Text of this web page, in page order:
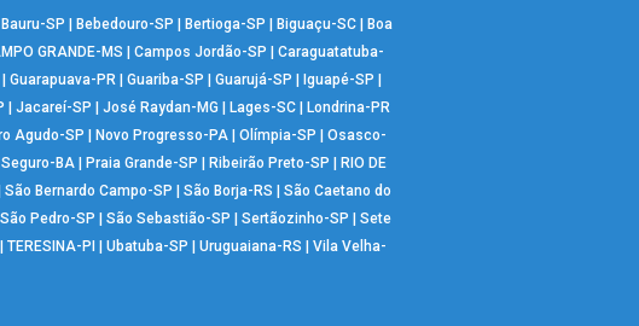
Bauru-SP | Bebedouro-SP | Bertioga-SP | Biguaçu-SC| Boa
GRANDE-MS | Campos Jordão-SP | Caraguatatuba-
| Guarapuava-PR | Guariba-SP | Guarujá-SP | Iguapé-SP |
| Jacareí-SP | José Raydan-MG | Lages-SC| Londrina-PR
Agudo-SP | Novo Progresso-PA | Olímpia-SP | Osasco-
BA| Praia Grande-SP | Ribeirão Preto-SP | RIO DE
São Bernardo Campo-SP | São Borja-RS | São Caetano do
São Pedro-SP | São Sebastião-SP | Sertãozinho-SP | Sete
TERESINA-PI | Ubatuba-SP | Uruguaiana-RS | Vila Velha-